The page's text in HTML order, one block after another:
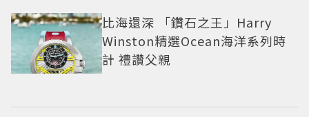
比海還深 「鑽石之王」Harry
Winston精選Ocean海洋系列時
計 禮讚父親